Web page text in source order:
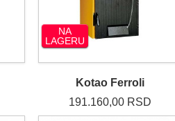
NA
LAGERU
Kotao Ferroli
191.160,00 RSD